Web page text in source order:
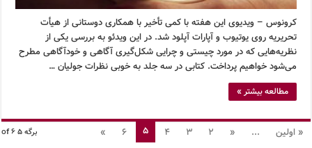
کرونوس – ویدیوی این هفته با کمی تأخیر با همکاری دوستانی از هیأت
تحریریه روی یوتیوب و آپارات آپلود شد. در این ویدئو به بررسی یکی از
نظریه‌هایی که در مورد چیستی و چرایی شکل‌گیری آگاهی و خودآگاهی مطرح
می‌شود خواهیم پرداخت. کتابی در سه جلد به خوبی نظرات جولیان …
مطالعه بیشتر »
برگه 5 of 6 « اولین ...
«
2
3
4
5
6
»